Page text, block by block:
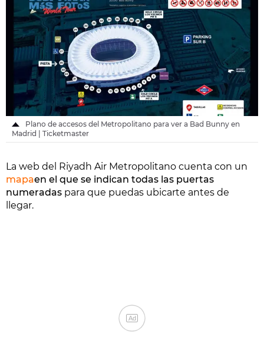
Plano de accesos del Metropolitano para ver a Bad Bunny en
Madrid | Ticketmaster
La web del Riyadh Air Metropolitano cuenta con un
mapaen el que se indican todas las puertas
numeradas para que puedas ubicarte antes de
llegar.
Ad